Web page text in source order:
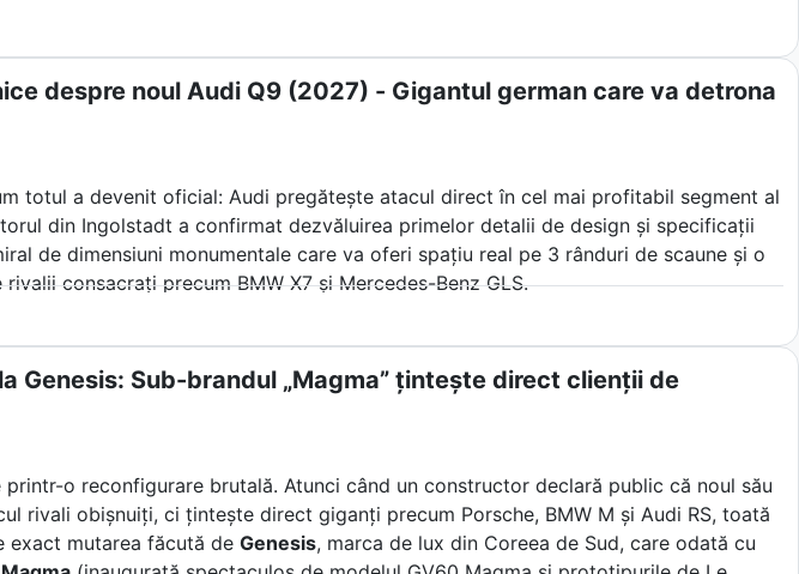
din China”, compania din Shanghai nu s-a mulțumit doar să construiască
creat un ecosistem unic bazat pe schimburile automatizate de baterii, asistenți
despre noul Audi Q9 (2027) - Gigantul german care va detrona
totul a devenit oficial: Audi pregătește atacul direct în cel mai profitabil segment al
din Ingolstadt a confirmat dezvăluirea primelor detalii de design și specificații
de dimensiuni monumentale care va oferi spațiu real pe 3 rânduri de scaune și o
consacrați precum BMW X7 și Mercedes-Benz GLS.
Genesis: Sub-brandul „Magma” țintește direct clienții de
o reconfigurare brutală. Atunci când un constructor declară public că noul său
rivali obișnuiți, ci țintește direct giganți precum Porsche, BMW M și Audi RS, toată
exact mutarea făcută de Genesis, marca de lux din Coreea de Sud, care odată cu